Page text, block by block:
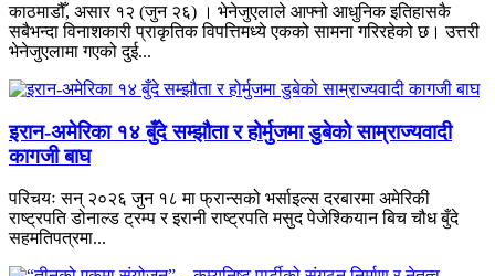
काठमाडौँ, असार १२ (जुन २६) । भेनेजुएलाले आफ्नो आधुनिक इतिहासकै
सबैभन्दा विनाशकारी प्राकृतिक विपत्तिमध्ये एकको सामना गरिरहेको छ। उत्तरी
भेनेजुएलामा गएको दुई...
इरान-अमेरिका १४ बुँदे सम्झौता र होर्मुजमा डुबेको साम्राज्यवादी
कागजी बाघ
परिचयः सन् २०२६ जुन १८ मा फ्रान्सको भर्साइल्स दरबारमा अमेरिकी
राष्ट्रपति डोनाल्ड ट्रम्प र इरानी राष्ट्रपति मसुद पेजेश्कियान बिच चौध बुँदे
सहमतिपत्रमा...